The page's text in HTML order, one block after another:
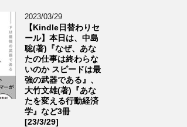
2023/03/29
【Kindle日替わりセ
ール】本日は、中島
聡(著)『なぜ、あな
たの仕事は終わらな
いのか スピードは最
強の武器である』、
大竹文雄(著)『あな
たを変える行動経済
学』など3冊
[23/3/29]